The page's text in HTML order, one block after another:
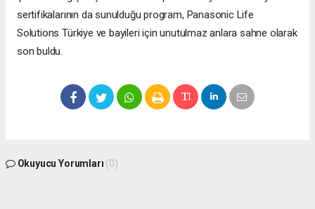
sertifikalarının da sunulduğu program, Panasonic Life
Solutions Türkiye ve bayileri için unutulmaz anlara sahne olarak
son buldu.
Okuyucu Yorumları (0)